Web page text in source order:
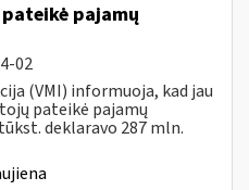
pajamų
02
(VMI) informuoja, kad jau
pateikė pajamų
tūkst. deklaravo 287 mln.